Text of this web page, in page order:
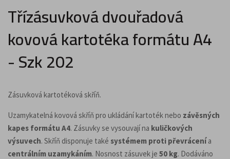
Třízásuvková dvouřadová
kovová kartotéka formátu A4
- Szk 202
Zásuvková kartotéková skříň.
Uzamykatelná kovová skříň pro ukládání kartoték nebo závěsných
kapes formátu A4. Zásuvky se vysouvají na kuličkových
výsuvech. Skříň disponuje také systémem proti převrácenía
centrálním uzamykáním. Nosnost zásuvek je 50 kg. Dodáváno